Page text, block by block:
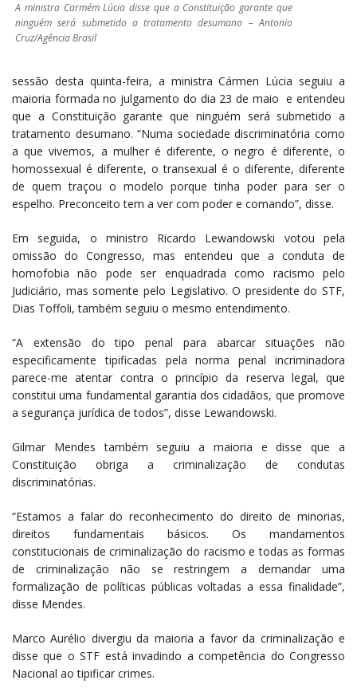
A ministra Carmém Lúcia disse que a Constituição garante que
ninguém será submetido a tratamento desumano – Antonio
Cruz/Agência Brasil
sessão desta quinta-feira, a ministra Cármen Lúcia seguiu a
maioria formada no julgamento do dia 23 de maio e entendeu
que a Constituição garante que ninguém será submetido a
tratamento desumano. “Numa sociedade discriminatória como
a que vivemos, a mulher é diferente, o negro é diferente, o
homossexual é diferente, o transexual é o diferente, diferente
de quem traçou o modelo porque tinha poder para ser o
espelho. Preconceito tem a ver com poder e comando”, disse.
Em seguida, o ministro Ricardo Lewandowski votou pela
omissão do Congresso, mas entendeu que a conduta de
homofobia não pode ser enquadrada como racismo pelo
Judiciário, mas somente pelo Legislativo. O presidente do STF,
Dias Toffoli, também seguiu o mesmo entendimento.
“A extensão do tipo penal para abarcar situações não
especificamente tipificadas pela norma penal incriminadora
parece-me atentar contra o princípio da reserva legal, que
constitui uma fundamental garantia dos cidadãos, que promove
a segurança jurídica de todos”, disse Lewandowski.
Gilmar Mendes também seguiu a maioria e disse que a
Constituição obriga a criminalização de condutas
discriminatórias.
“Estamos a falar do reconhecimento do direito de minorias,
direitos fundamentais básicos. Os mandamentos
constitucionais de criminalização do racismo e todas as formas
de criminalização não se restringem a demandar uma
formalização de políticas públicas voltadas a essa finalidade”,
disse Mendes.
Marco Aurélio divergiu da maioria a favor da criminalização e
disse que o STF está invadindo a competência do Congresso
Nacional ao tipificar crimes.